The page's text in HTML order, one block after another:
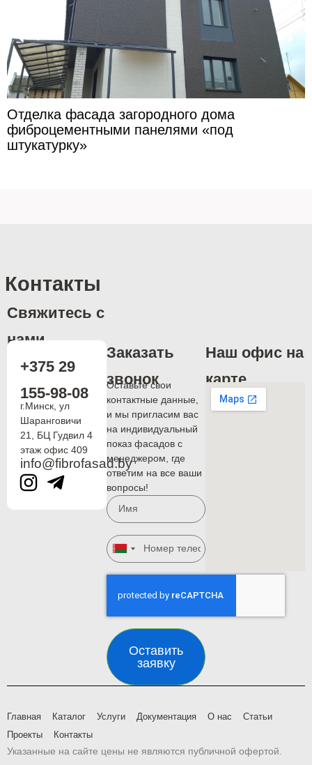
Отделка фасада загородного дома
фиброцементными панелями «под
штукатурку»
Контакты
Свяжитесь с
нами
+375 29
155-98-08
г.Минск, ул
Шаранговичи
21, БЦ Гудвил 4
этаж офис 409
info@fibrofasad.by
Заказать
звонок
Оставьте свои
контактные данные,
и мы пригласим вас
на индивидуальный
показ фасадов с
менеджером, где
ответим на все ваши
вопросы!
Belarus
Оставить
заявку
Наш офис на
карте
Главная Каталог Услуги Документация О нас
Статьи
Проекты
Контакты
Указанные на сайте цены не являются публичной офертой.